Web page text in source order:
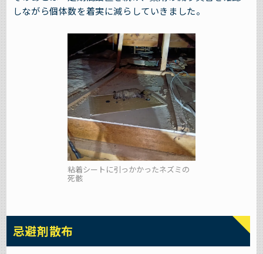
しながら個体数を着実に減らしていきました。
粘着シートに引っかかったネズミの
死骸
忌避剤散布